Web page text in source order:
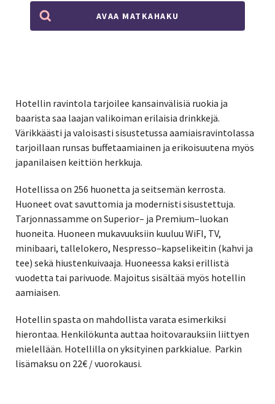
AVAA MATKAHAKU
Hotellin ravintola tarjoilee kansainvälisiä ruokia ja
baarista saa laajan valikoiman erilaisia drinkkejä.
Värikkäästi ja valoisasti sisustetussa aamiaisravintolassa
tarjoillaan runsas buffetaamiainen ja erikoisuutena myös
japanilaisen keittiön herkkuja.
Hotellissa on 256 huonetta ja seitsemän kerrosta.
Huoneet ovat savuttomia ja modernisti sisustettuja.
Tarjonnassamme on Superior– ja Premium–luokan
huoneita. Huoneen mukavuuksiin kuuluu WiFI, TV,
minibaari, tallelokero, Nespresso–kapselikeitin (kahvi ja
tee) sekä hiustenkuivaaja. Huoneessa kaksi erillistä
vuodetta tai parivuode. Majoitus sisältää myös hotellin
aamiaisen.
Hotellin spasta on mahdollista varata esimerkiksi
hierontaa. Henkilökunta auttaa hoitovarauksiin liittyen
mielellään. Hotellilla on yksityinen parkkialue. Parkin
lisämaksu on 22€ / vuorokausi.